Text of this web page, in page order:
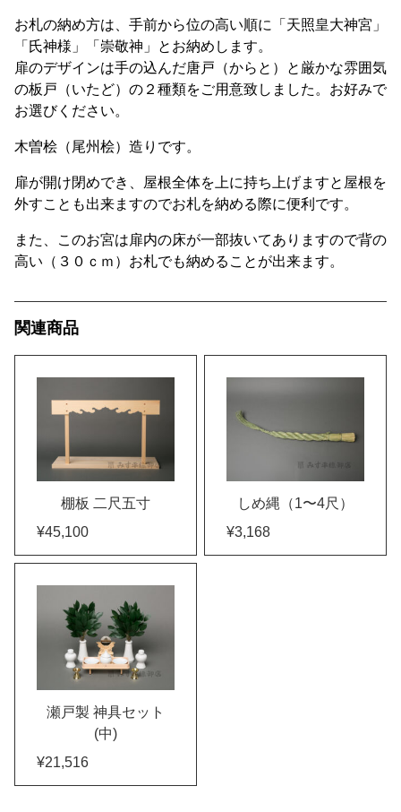
お札の納め方は、手前から位の高い順に「天照皇大神宮」
「氏神様」「崇敬神」とお納めします。
扉のデザインは手の込んだ唐戸（からと）と厳かな雰囲気
の板戸（いたど）の２種類をご用意致しました。お好みで
お選びください。
木曽桧（尾州桧）造りです。
扉が開け閉めでき、屋根全体を上に持ち上げますと屋根を
外すことも出来ますのでお札を納める際に便利です。
また、このお宮は扉内の床が一部抜いてありますので背の
高い（３０ｃｍ）お札でも納めることが出来ます。
関連商品
棚板 二尺五寸
¥45,100
しめ縄（1〜4尺）
¥3,168
瀬戸製 神具セット
(中)
¥21,516